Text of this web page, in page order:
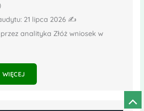
21 lipca 2026 ✍️
analityka Złóż wniosek w